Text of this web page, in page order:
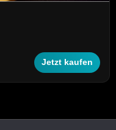
Jetzt kaufen